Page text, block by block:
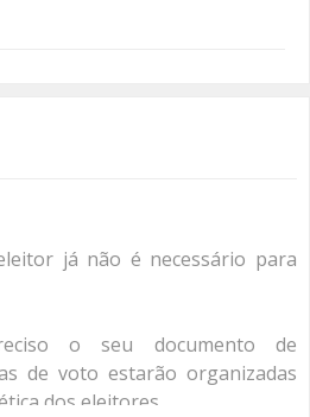
já não é necessário para
o seu documento de
de voto estarão organizadas
dos eleitores.